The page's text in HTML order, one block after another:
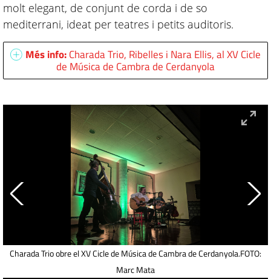
molt elegant, de conjunt de corda i de so
mediterrani, ideat per teatres i petits auditoris.
Més info:Charada Trio, Ribelles i Nara Ellis, al XV Cicle
de Música de Cambra de Cerdanyola
Charada Trio obre el XV Cicle de Música de Cambra de Cerdanyola.FOTO:
Marc Mata